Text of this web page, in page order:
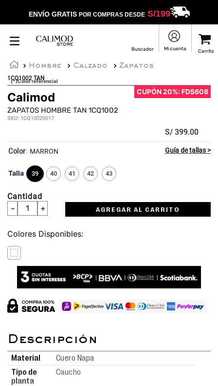
ENVÍO GRATIS POR COMPRAS DESDES/199
Hombre Calzado
Zapatos
1CQ1002 TAN
(*)Color referencial
CUPÓN 20%: FDS608
Calimod
ZAPATOS HOMBRE TAN 1CQ1002
SKU: 1CQ10020017
S/ 399.00
Talla 39 40 41 42 43
: MARRON
Cantidad
＋
－ AGREGAR AL CARRITO
Colores
Material
Cuero Napa
Tipo de
planta
Caucho